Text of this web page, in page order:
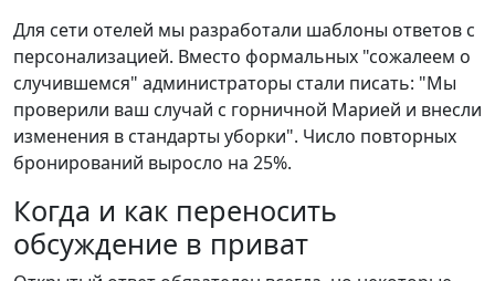
Для сети отелей мы разработали шаблоны ответов с
персонализацией. Вместо формальных "сожалеем о
случившемся" администраторы стали писать: "Мы
проверили ваш случай с горничной Марией и внесли
изменения в стандарты уборки". Число повторных
бронирований выросло на 25%.
Когда и как переносить
обсуждение в приват